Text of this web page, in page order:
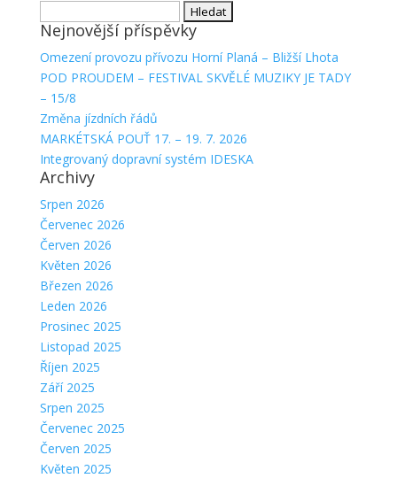
Nejnovější příspěvky
Omezení provozu přívozu Horní Planá – Bližší Lhota
POD PROUDEM – FESTIVAL SKVĚLÉ MUZIKY JE TADY
– 15/8
Změna jízdních řádů
MARKÉTSKÁ POUŤ 17. – 19. 7. 2026
Integrovaný dopravní systém IDESKA
Archivy
Srpen 2026
Červenec 2026
Červen 2026
Květen 2026
Březen 2026
Leden 2026
Prosinec 2025
Listopad 2025
Říjen 2025
Září 2025
Srpen 2025
Červenec 2025
Červen 2025
Květen 2025